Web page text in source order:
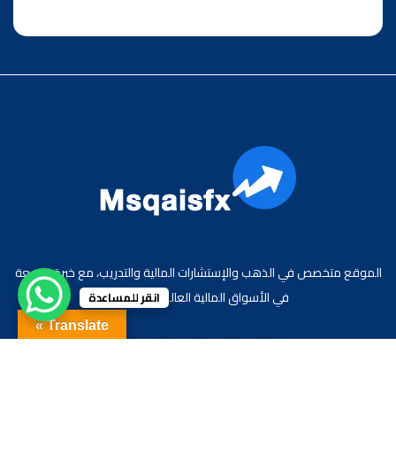
الموقع متخصص في الذهب والإستشارات المالية والتدريب، مع خبرة واسعة
في الأسواق المالية العالمية والعربية.
Translate »
انقر للمساعدة